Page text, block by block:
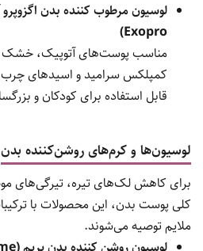
Exopro)
مناسب پوست‌های آتوپیک، خشک
کمپلکس سرامید و اسیدهای
قابل استفاده برای کودکان و
لوسیون‌ها و کرم‌های روشن‌کننده بدن
برای کاهش لک‌های تیره، تیرگی‌های
کلی پوست بدن، این محصولات با
ملایم توصیه می‌شوند.